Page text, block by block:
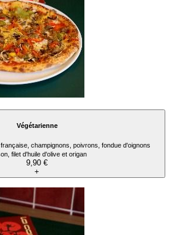
Végétarienne
champignons, poivrons, fondue d'oignons
filet d'huile d'olive et origan
9,90 €
+